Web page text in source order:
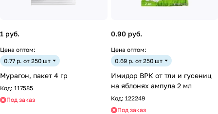
1 руб.
Цена оптом:
0.77 р. от 250 шт
Мурагон, пакет 4 гр
Код: 117585
Под заказ
0.90 руб.
Цена оптом:
0.69 р. от 250 шт
Имидор ВРК от тли и гусениц
на яблонях ампула 2 мл
Код: 122249
Под заказ